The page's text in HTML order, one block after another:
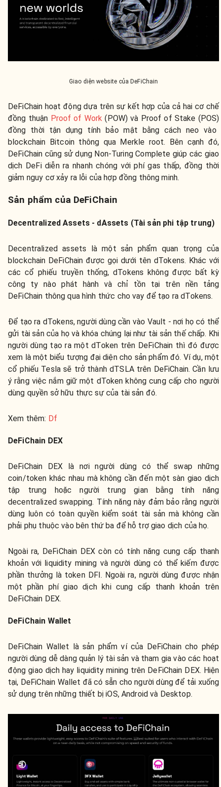
Giao diện website của DeFiChain
DeFiChain hoạt động dựa trên sự kết hợp của cả hai cơ chế
đồng thuận Proof of Work (POW) và Proof of Stake (POS)
đồng thời tận dụng tính bảo mật bằng cách neo vào
blockchain Bitcoin thông qua Merkle root. Bên cạnh đó,
DeFiChain cũng sử dụng Non-Turing Complete giúp các giao
dịch DeFi diễn ra nhanh chóng với phí gas thấp, đồng thời
giảm nguy cơ xảy ra lỗi của hợp đồng thông minh.
Sản phẩm của DeFiChain
Decentralized Assets - dAssets (Tài sản phi tập trung)
Decentralized assets là một sản phẩm quan trọng của
blockchain DeFiChain được gọi dưới tên dTokens. Khác với
các cổ phiếu truyền thống, dTokens không được bất kỳ
công ty nào phát hành và chỉ tồn tại trên nền tảng
DeFiChain thông qua hình thức cho vay để tạo ra dTokens.
Để tạo ra dTokens, người dùng cần vào Vault - nơi họ có thể
gửi tài sản của họ và khóa chúng lại như tài sản thế chấp. Khi
người dùng tạo ra một dToken trên DeFiChain thì đó được
xem là một biểu tượng đại diện cho sản phẩm đó. Ví dụ, một
cổ phiếu Tesla sẽ trở thành dTSLA trên DeFiChain. Cần lưu
ý rằng việc nắm giữ một dToken không cung cấp cho người
dùng quyền sở hữu thực sự của tài sản đó.
Xem thêm: Df
DeFiChain DEX
DeFiChain DEX là nơi người dùng có thể swap những
coin/token khác nhau mà không cần đến một sàn giao dịch
tập trung hoặc người trung gian bằng tính năng
decentralized swapping. Tính năng này đảm bảo rằng người
dùng luôn có toàn quyền kiểm soát tài sản mà không cần
phải phụ thuộc vào bên thứ ba để hỗ trợ giao dịch của họ.
Ngoài ra, DeFiChain DEX còn có tính năng cung cấp thanh
khoản với liquidity mining và người dùng có thể kiếm được
phần thưởng là token DFI. Ngoài ra, người dùng được nhận
một phần phí giao dịch khi cung cấp thanh khoản trên
DeFiChain DEX.
DeFiChain Wallet
DeFiChain Wallet là sản phẩm ví của DeFiChain cho phép
người dùng dễ dàng quản lý tài sản và tham gia vào các hoạt
động giao dịch hay liquidity mining trên DeFiChain DEX. Hiện
tại, DeFiChain Wallet đã có sẵn cho người dùng để tải xuống
sử dụng trên những thiết bị iOS, Android và Desktop.